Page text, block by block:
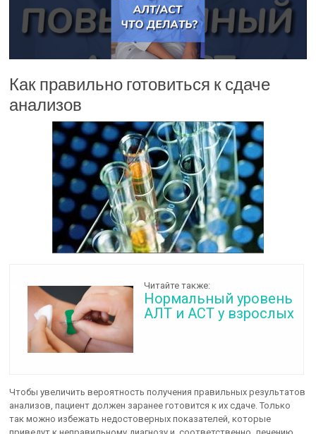
Как правильно готовиться к сдаче
анализов
Читайте также:
Нормальный уровень
АЛТ и АСТ у взрослых
Чтобы увеличить вероятность получения правильных результатов
анализов, пациент должен заранее готовится к их сдаче. Только
так можно избежать недостоверных показателей, которые